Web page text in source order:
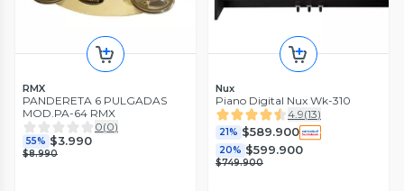
RMX
PANDERETA 6 PULGADAS
MOD.PA-64 RMX
0(0)
55% $3.990
$8.990
Nux
Piano Digital Nux Wk-310
4.9(13)
21% $589.900
20% $599.900
$749.900